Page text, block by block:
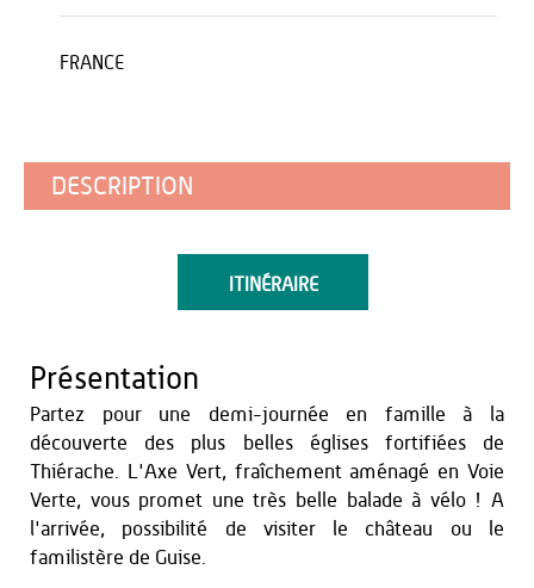
FRANCE
DESCRIPTION
ITINÉRAIRE
Présentation
Partez pour une demi-journée en famille à la
découverte des plus belles églises fortifiées de
Thiérache. L'Axe Vert, fraîchement aménagé en Voie
Verte, vous promet une très belle balade à vélo ! A
l'arrivée, possibilité de visiter le château ou le
familistère de Guise.